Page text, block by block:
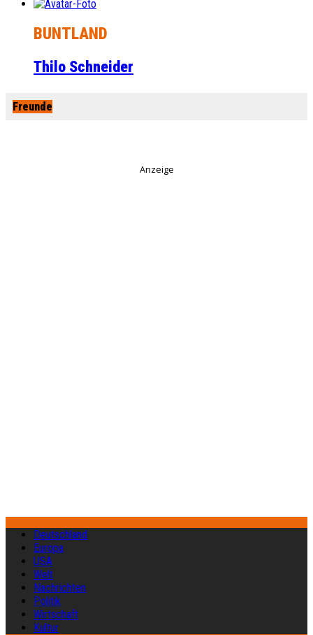
BUNTLAND
Thilo Schneider
Freunde
Anzeige
Deutschland
Europa
USA
Welt
Nachrichten
Politik
Wirtschaft
Kultur